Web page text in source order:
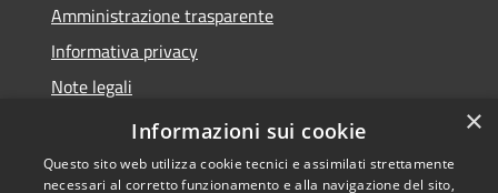
Amministrazione trasparente
Informativa privacy
Note legali
Dichiarazione di accessibilità
×
Informazioni sui cookie
Questo sito web utilizza cookie tecnici e assimilati strettamente
necessari al corretto funzionamento e alla navigazione del sito,